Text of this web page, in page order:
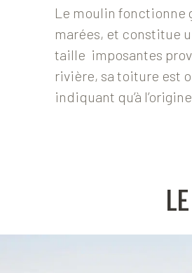
Le moulin fonctionne
marées, et constitue
taille imposantes
rivière, sa toiture est
indiquant qu’à